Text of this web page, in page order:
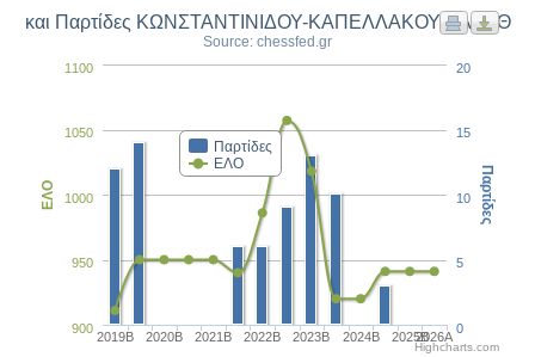
και Παρτίδες ΚΩΝΣΤΑΝΤΙΝΙΔΟΥ-ΚΑΠΕΛΛΑΚΟΥ
Source: chessfed.gr
Παρτίδες
ΕΛΟ
2019B 2020B 2021B 2022B 2023B 2024B 2025B2026A
900
950
1000
1050
1100
ΕΛΟ
0
5
10
15
20
Παρτίδες
Highcharts.com